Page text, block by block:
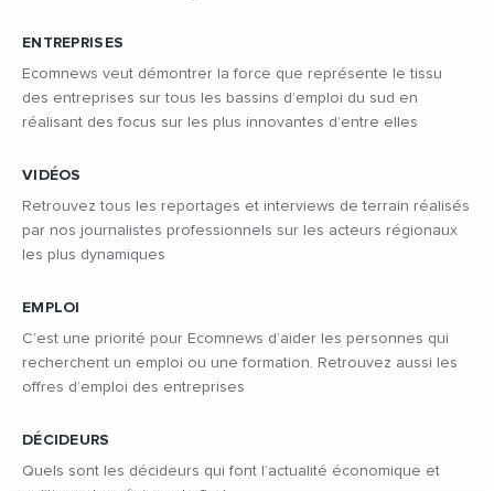
ENTREPRISES
Ecomnews veut démontrer la force que représente le tissu
des entreprises sur tous les bassins d’emploi du sud en
réalisant des focus sur les plus innovantes d’entre elles
VIDÉOS
Retrouvez tous les reportages et interviews de terrain réalisés
par nos journalistes professionnels sur les acteurs régionaux
les plus dynamiques
EMPLOI
C’est une priorité pour Ecomnews d’aider les personnes qui
recherchent un emploi ou une formation. Retrouvez aussi les
offres d’emploi des entreprises
DÉCIDEURS
Quels sont les décideurs qui font l’actualité économique et